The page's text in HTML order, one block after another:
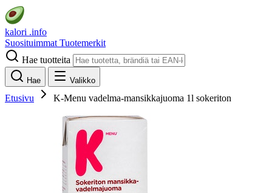
kalori .info
Suosituimmat Tuotemerkit
Hae tuotteita
Hae Valikko
Etusivu K-Menu vadelma-mansikkajuoma 1l sokeriton